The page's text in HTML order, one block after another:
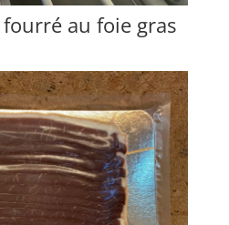
au foie gras